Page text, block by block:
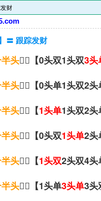
财
〓 跟踪发财
头🏃‍♀️【0头双1头双3头
头🏃‍♀️【0头单1头双2头
头🏃‍♀️【1头单1头双2
头🏃‍♀️【0头双1头单2头
头🏃‍♀️【1头双2头双4
头🏃‍♀️【1头单3头单3头